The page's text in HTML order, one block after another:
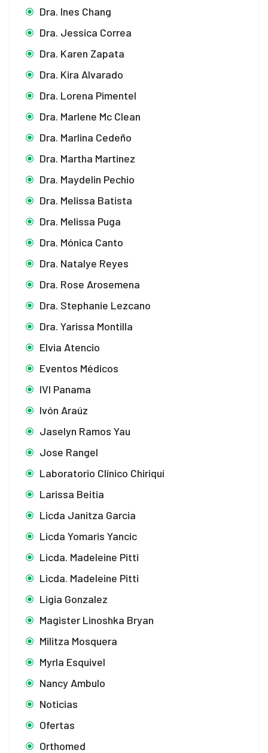
Dra. Ines Chang
Dra. Jessica Correa
Dra. Karen Zapata
Dra. Kira Alvarado
Dra. Lorena Pimentel
Dra. Marlene Mc Clean
Dra. Marlina Cedeño
Dra. Martha Martinez
Dra. Maydelin Pechio
Dra. Melissa Batista
Dra. Melissa Puga
Dra. Mónica Canto
Dra. Natalye Reyes
Dra. Rose Arosemena
Dra. Stephanie Lezcano
Dra. Yarissa Montilla
Elvia Atencio
Eventos Médicos
IVI Panama
Ivón Araúz
Jaselyn Ramos Yau
Jose Rangel
Laboratorio Clínico Chiriquí
Larissa Beitia
Licda Janitza Garcia
Licda Yomaris Yancic
Licda. Madeleine Pitti
Licda. Madeleine Pitti
Ligia Gonzalez
Magister Linoshka Bryan
Militza Mosquera
Myrla Esquivel
Nancy Ambulo
Noticias
Ofertas
Orthomed